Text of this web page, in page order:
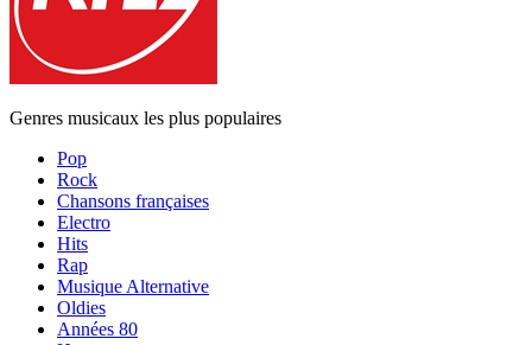
Genres musicaux les plus populaires
Pop
Rock
Chansons françaises
Electro
Hits
Rap
Musique Alternative
Oldies
Années 80